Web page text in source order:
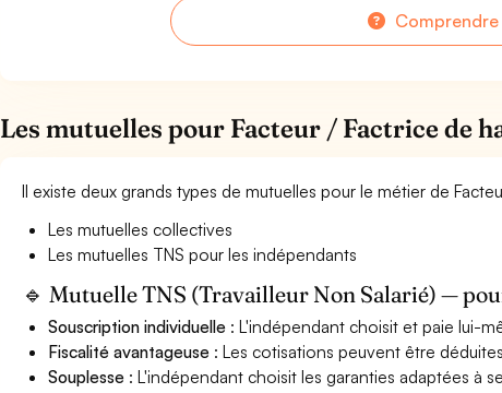
Les mutuelles pour Facteur / Factrice de
Il existe deux grands types de mutuelles pour le métier de
Les mutuelles collectives
Les mutuelles TNS pour les indépendants
🔹 Mutuelle TNS (Travailleur Non Salarié) —
Souscription individuelle : L'indépendant choisit et paie lui-
Fiscalité avantageuse : Les cotisations peuvent être
Souplesse : L'indépendant choisit les garanties adaptées à